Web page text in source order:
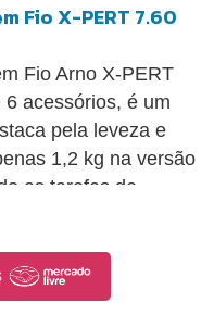
Fio X-PERT 7.60
Fio Arno X-PERT
acessórios, é um
pela leveza e
1,2 kg na versão
as tarefas de
confortáveis. Com
e sujeiras mais
Ciclone que